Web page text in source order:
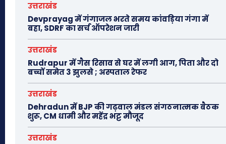
उत्तराखंड
Devprayag में गंगाजल भरते समय कांवड़िया गंगा में
बहा, SDRF का सर्च ऑपरेशन जारी
उत्तराखंड
Rudrapur में गैस रिसाव से घर में लगी आग, पिता और दो
बच्चों समेत 3 झुलसे ; अस्पताल रेफर
उत्तराखंड
Dehradun में BJP की गढ़वाल मंडल संगठनात्मक बैठक
शुरू, CM धामी और महेंद्र भट्ट मौजूद
उत्तराखंड